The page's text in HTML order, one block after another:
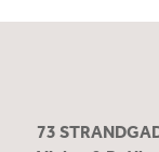
73